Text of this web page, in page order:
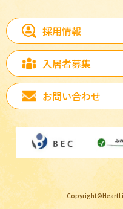
採用情報
入居者募集
お問い合わせ